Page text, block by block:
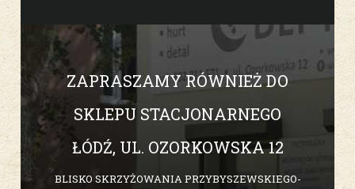
ZAPRASZAMY RÓWNIEŻ DO
SKLEPU STACJONARNEGO
ŁÓDŹ, UL. OZORKOWSKA 12
BLISKO SKRZYŻOWANIA PRZYBYSZEWSKIEGO-